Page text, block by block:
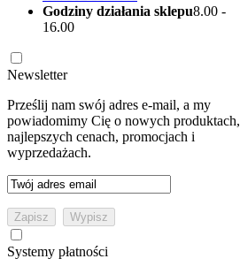
Godziny działania sklepu8.00 -
16.00
Newsletter
Prześlij nam swój adres e-mail, a my
powiadomimy Cię o nowych produktach,
najlepszych cenach, promocjach i
wyprzedażach.
Systemy płatności